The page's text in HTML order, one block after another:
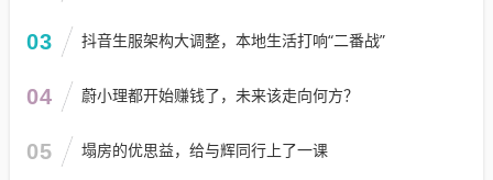
03 抖音生服架构大调整，本地生活打响“二番战”
04 蔚小理都开始赚钱了，未来该走向何方？
05 塌房的优思益，给与辉同行上了一课